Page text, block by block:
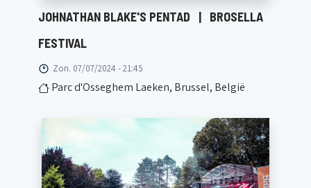
JOHNATHAN BLAKE'S PENTAD | BROSELLA
FESTIVAL
Zon. 07/07/2024 - 21:45
Parc d'Osseghem Laeken, Brussel, België